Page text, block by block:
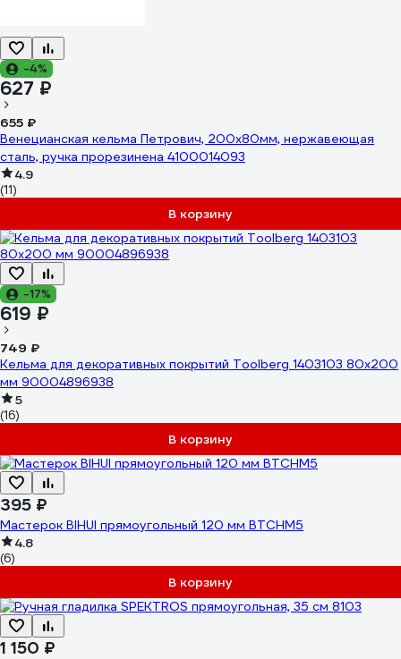
-4%
627 ₽
655 ₽
Венецианская кельма Петрович, 200x80мм, нержавеющая
сталь, ручка прорезинена 4100014093
4.9
(11)
В корзину
-17%
619 ₽
749 ₽
Кельма для декоративных покрытий Toolberg 1403103 80x200
мм 90004896938
5
(16)
В корзину
395 ₽
Мастерок BIHUI прямоугольный 120 мм BTCHM5
4.8
(6)
В корзину
1 150 ₽